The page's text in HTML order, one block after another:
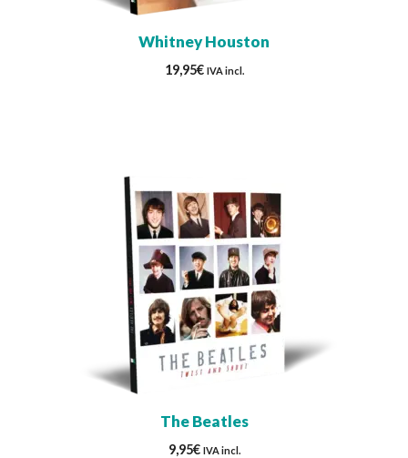
Whitney Houston
19,95€ IVA incl.
The Beatles
9,95€ IVA incl.